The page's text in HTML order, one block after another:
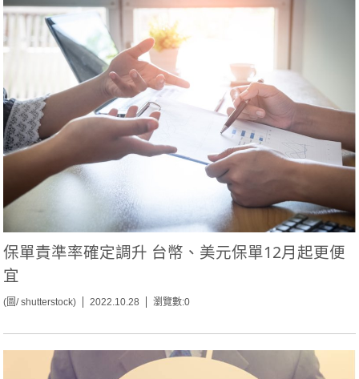
保單責準率確定調升 台幣、美元保單12月起更便
宜
(圖/ shutterstock) 2022.10.28 瀏覽數:0